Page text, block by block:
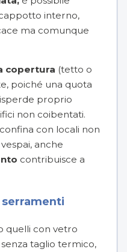
interno,
ma comunque
copertura (tetto o
poiché una quota
proprio
non coibentati.
con locali non
anche
contribuisce a
quelli con vetro
taglio termico,